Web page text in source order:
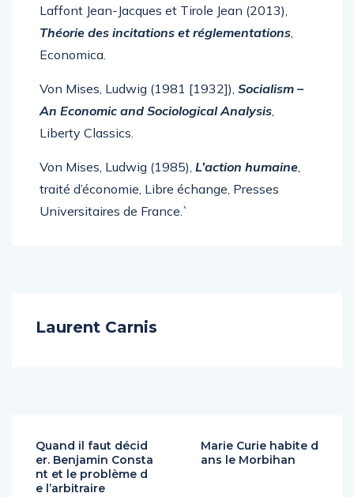
Laffont Jean-Jacques et Tirole Jean (2013),
Théorie des incitations et réglementations,
Economica.
Von Mises, Ludwig (1981 [1932]), Socialism –
An Economic and Sociological Analysis,
Liberty Classics.
Von Mises, Ludwig (1985), L’action humaine,
traité d’économie, Libre échange, Presses
Universitaires de France.`
Laurent Carnis
Quand il faut décid
er. Benjamin Consta
nt et le problème d
e l’arbitraire
Marie Curie habite d
ans le Morbihan